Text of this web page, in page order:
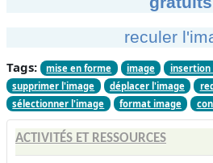
reculer
Tags: mise en forme image insertion
supprimer l'image
déplacer l'image
sélectionner l'image
format image
ACTIVITÉS ET RESSOURCES